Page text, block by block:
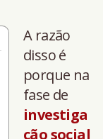
A razão
disso é
porque na
fase de
investiga
ção social